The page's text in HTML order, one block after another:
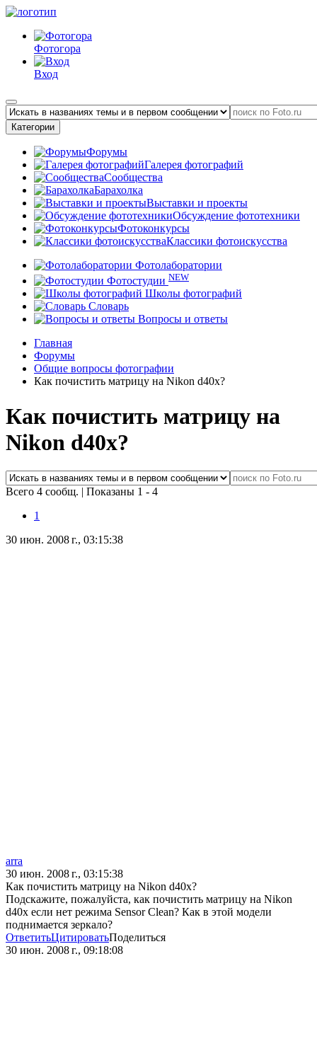
Фотогора
Вход
Категории
Форумы
Галерея фотографий
Сообщества
Барахолка
Выставки и проекты
Обсуждение фототехники
Фотоконкурсы
Классики фотоискусства
Фотолаборатории
Фотостудии NEW
Школы фотографий
Словарь
Вопросы и ответы
Главная
Форумы
Общие вопросы фотографии
Как почистить матрицу на Nikon d40x?
Как почистить матрицу на
Nikon d40x?
Всего 4 сообщ. | Показаны 1 - 4
1
30 июн. 2008 г., 03:15:38
arra
30 июн. 2008 г., 03:15:38
Как почистить матрицу на Nikon d40x?
Подскажите, пожалуйста, как почистить матрицу на Nikon
d40x если нет режима Sensor Clean? Как в этой модели
поднимается зеркало?
ОтветитьЦитироватьПоделиться
30 июн. 2008 г., 09:18:08